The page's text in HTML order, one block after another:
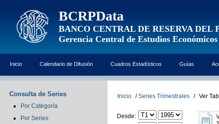
BCRPData
BANCO CENTRAL DE RESERVA DEL
Gerencia Central de Estudios Económicos
Inicio Calendario de Difusión Cuadros Estadísticos Guías
Consulta de Series
Por Categoría
Por Series
Inicio / Series Trimestrales / Ver
Desde: